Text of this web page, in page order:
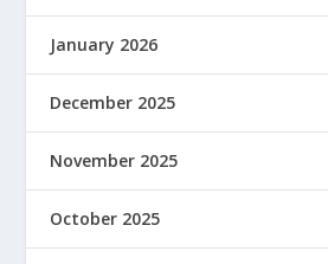
January 2026
December 2025
November 2025
October 2025